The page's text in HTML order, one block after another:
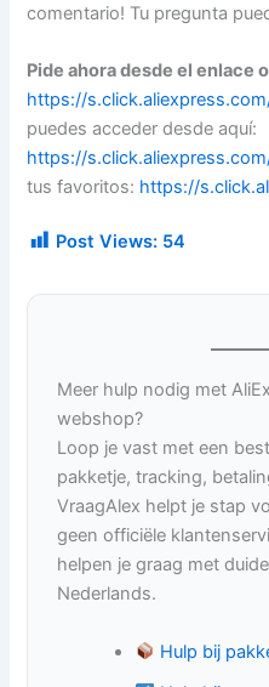
comentario! Tu pregunta
Pide ahora desde el enlace
https://
puedes acceder desde aquí:
https://
tus favoritos: https://
Post Views: 54
Meer hulp nodig met
webshop?
Loop je vast met een
pakketje, tracking,
VraagAlex helpt je stap
geen officiële
helpen je graag met
Nederlands.
Hulp bij